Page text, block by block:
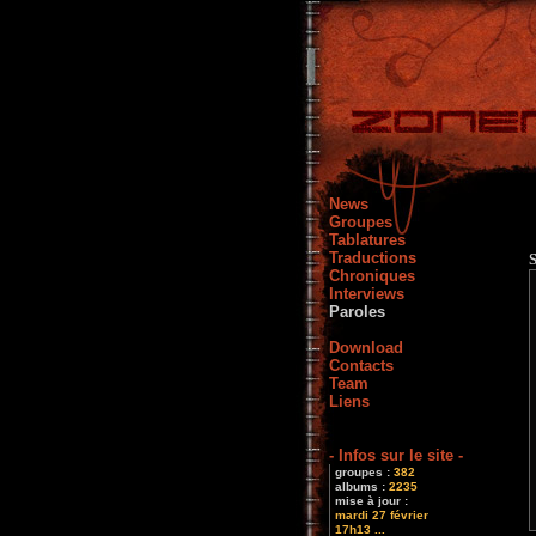
News
Groupes
Tablatures
Traductions
Chroniques
Interviews
Paroles
Download
Contacts
Team
Liens
- Infos sur le site -
groupes : 382
albums : 2235
mise à jour :
mardi 27 février
17h13 ...